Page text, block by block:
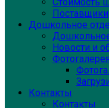
Поставщики
Дошкольное
Новости и
Фотогалерея
Контакты
Контакты